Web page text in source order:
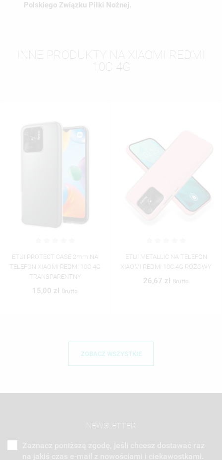
Polskiego Związku Piłki Nożnej.
INNE PRODUKTY NA XIAOMI REDMI
10C 4G
ETUI PROTECT CASE 2mm NA
TELEFON XIAOMI REDMI 10C 4G
TRANSPARENTNY
15,00 zł Brutto
ETUI METALLIC NA TELEFON
XIAOMI REDMI 10C 4G RÓŻOWY
26,67 zł Brutto
ZOBACZ WSZYSTKIE
NEWSLETTER